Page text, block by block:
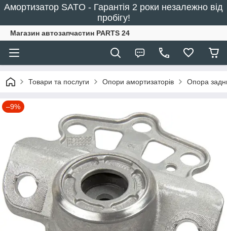
Амортизатор SATO - Гарантія 2 роки незалежно від
пробігу!
Магазин автозапчастин PARTS 24
Товари та послуги Опори амортизаторів Опора
–9%